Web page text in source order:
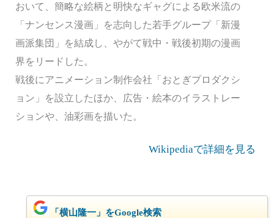
おいて、簡略な絵柄と明快なギャグによる欧米流の
「ナンセンス漫画」を志向した若手グループ「新漫
画派集団」を結成し、やがて戦中・戦後初期の漫画
界をリードした。
戦後にアニメーション制作会社「おとぎプロダクシ
ョン」を設立したほか、広告・絵本のイラストレー
ションや、油彩画を描いた。
Wikipediaで詳細を見る
「横山隆一」をGoogle検索